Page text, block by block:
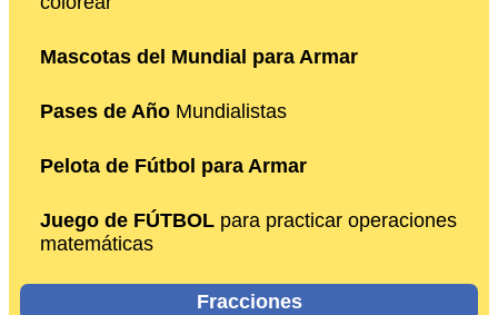
Mascotas del Mundial para Armar
Pases de Año Mundialistas
Pelota de Fútbol para Armar
Juego de FÚTBOL para practicar operaciones
matemáticas
Fracciones